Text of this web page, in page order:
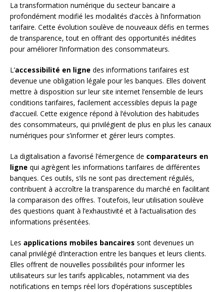
La transformation numérique du secteur bancaire a
profondément modifié les modalités d’accès à l’information
tarifaire. Cette évolution soulève de nouveaux défis en termes
de transparence, tout en offrant des opportunités inédites
pour améliorer l’information des consommateurs.
L’accessibilité en ligne des informations tarifaires est
devenue une obligation légale pour les banques. Elles doivent
mettre à disposition sur leur site internet l’ensemble de leurs
conditions tarifaires, facilement accessibles depuis la page
d’accueil. Cette exigence répond à l’évolution des habitudes
des consommateurs, qui privilégient de plus en plus les canaux
numériques pour s’informer et gérer leurs comptes.
La digitalisation a favorisé l’émergence de comparateurs en
ligne qui agrègent les informations tarifaires de différentes
banques. Ces outils, s’ils ne sont pas directement régulés,
contribuent à accroître la transparence du marché en facilitant
la comparaison des offres. Toutefois, leur utilisation soulève
des questions quant à l’exhaustivité et à l’actualisation des
informations présentées.
Les applications mobiles bancaires sont devenues un
canal privilégié d’interaction entre les banques et leurs clients.
Elles offrent de nouvelles possibilités pour informer les
utilisateurs sur les tarifs applicables, notamment via des
notifications en temps réel lors d’opérations susceptibles